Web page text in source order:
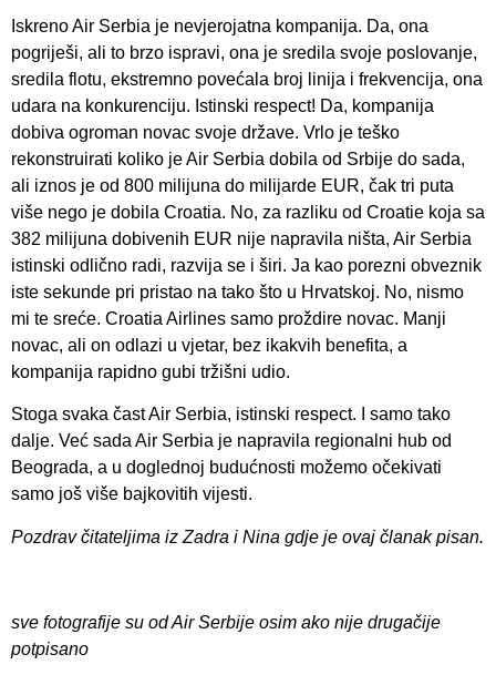
Iskreno Air Serbia je nevjerojatna kompanija. Da, ona
pogriješi, ali to brzo ispravi, ona je sredila svoje poslovanje,
sredila flotu, ekstremno povećala broj linija i frekvencija, ona
udara na konkurenciju. Istinski respect! Da, kompanija
dobiva ogroman novac svoje države. Vrlo je teško
rekonstruirati koliko je Air Serbia dobila od Srbije do sada,
ali iznos je od 800 milijuna do milijarde EUR, čak tri puta
više nego je dobila Croatia. No, za razliku od Croatie koja sa
382 milijuna dobivenih EUR nije napravila ništa, Air Serbia
istinski odlično radi, razvija se i širi. Ja kao porezni obveznik
iste sekunde pri pristao na tako što u Hrvatskoj. No, nismo
mi te sreće. Croatia Airlines samo proždire novac. Manji
novac, ali on odlazi u vjetar, bez ikakvih benefita, a
kompanija rapidno gubi tržišni udio.
Stoga svaka čast Air Serbia, istinski respect. I samo tako
dalje. Već sada Air Serbia je napravila regionalni hub od
Beograda, a u doglednoj budućnosti možemo očekivati
samo još više bajkovitih vijesti.
Pozdrav čitateljima iz Zadra i Nina gdje je ovaj članak pisan.
sve fotografije su od Air Serbije osim ako nije drugačije
potpisano